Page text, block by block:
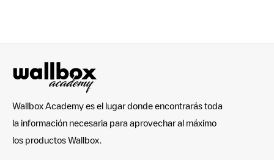
Wallbox Academy es el lugar donde encontrarás toda
la información necesaria para aprovechar al máximo
los productos Wallbox.